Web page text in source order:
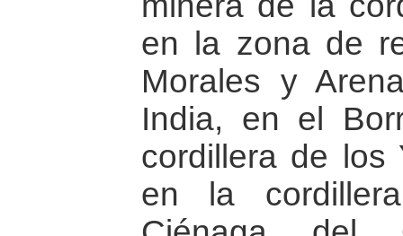
en la zona de
Morales y
India, en el
cordillera de los
en la